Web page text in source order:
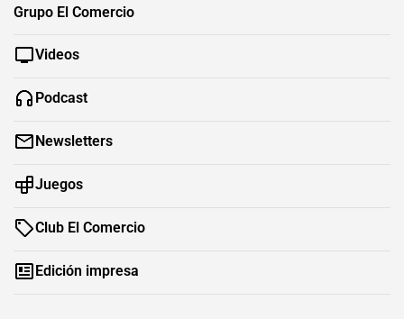
Grupo El Comercio
Videos
Podcast
Newsletters
Juegos
Club El Comercio
Edición impresa